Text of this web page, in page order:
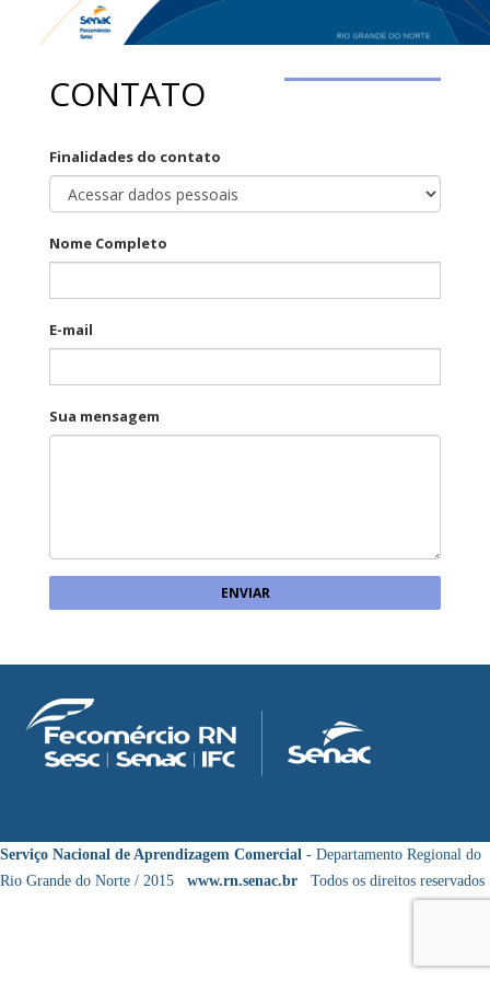
CONTATO
Finalidades do contato
Nome Completo
E-mail
Sua mensagem
Serviço Nacional de Aprendizagem Comercial - Departamento Regional do
Rio Grande do Norte / 2015
www.rn.senac.br Todos os direitos reservados